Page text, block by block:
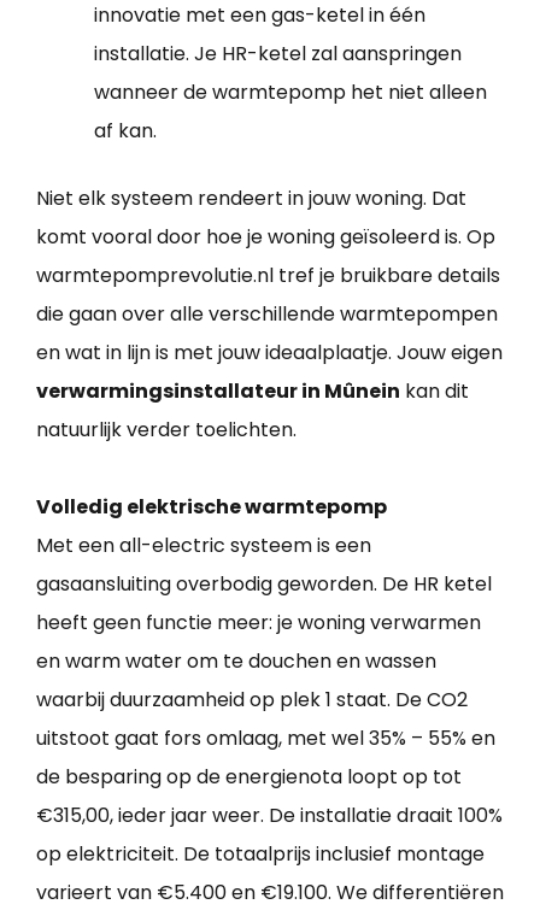
innovatie met een gas-ketel in één
installatie. Je HR-ketel zal aanspringen
wanneer de warmtepomp het niet alleen
af kan.
Niet elk systeem rendeert in jouw woning. Dat
komt vooral door hoe je woning geïsoleerd is. Op
warmtepomprevolutie.nl tref je bruikbare details
die gaan over alle verschillende warmtepompen
en wat in lijn is met jouw ideaalplaatje. Jouw eigen
verwarmingsinstallateur in Mûnein kan dit
natuurlijk verder toelichten.
Volledig elektrische warmtepomp
Met een all-electric systeem is een
gasaansluiting overbodig geworden. De HR ketel
heeft geen functie meer: je woning verwarmen
en warm water om te douchen en wassen
waarbij duurzaamheid op plek 1 staat. De CO2
uitstoot gaat fors omlaag, met wel 35% – 55% en
de besparing op de energienota loopt op tot
€315,00, ieder jaar weer. De installatie draait 100%
op elektriciteit. De totaalprijs inclusief montage
varieert van €5.400 en €19.100. We differentiëren